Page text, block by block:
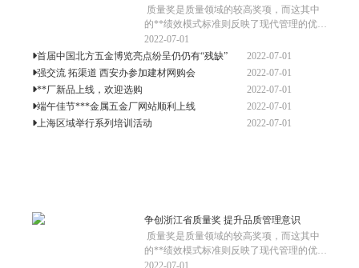
质量奖是质量领域的较高奖项，而这其中
的**绩效模式标准则反映了现代管理的优秀
理念和方法，是许多成功企业的经验总结，
是激励和引导企业追求**，成为***企业的
有效途径。2010年**总厂将全面实施《*
2022-07-01
首届中国北方五金博览亮点纷呈仍仍有“残缺”
2022-07-01
强交流 拓渠道 西安办参加建材网购会
2022-07-01
**厂新品上线，欢迎选购
2022-07-01
端午佳节***金属五金厂网站顺利上线
2022-07-01
上海区域举行系列培训活动
2022-07-01
争创浙江省质量奖 提升品质管理意识
质量奖是质量领域的较高奖项，而这其中
的**绩效模式标准则反映了现代管理的优秀
理念和方法，是许多成功企业的经验总结，
2022-07-01